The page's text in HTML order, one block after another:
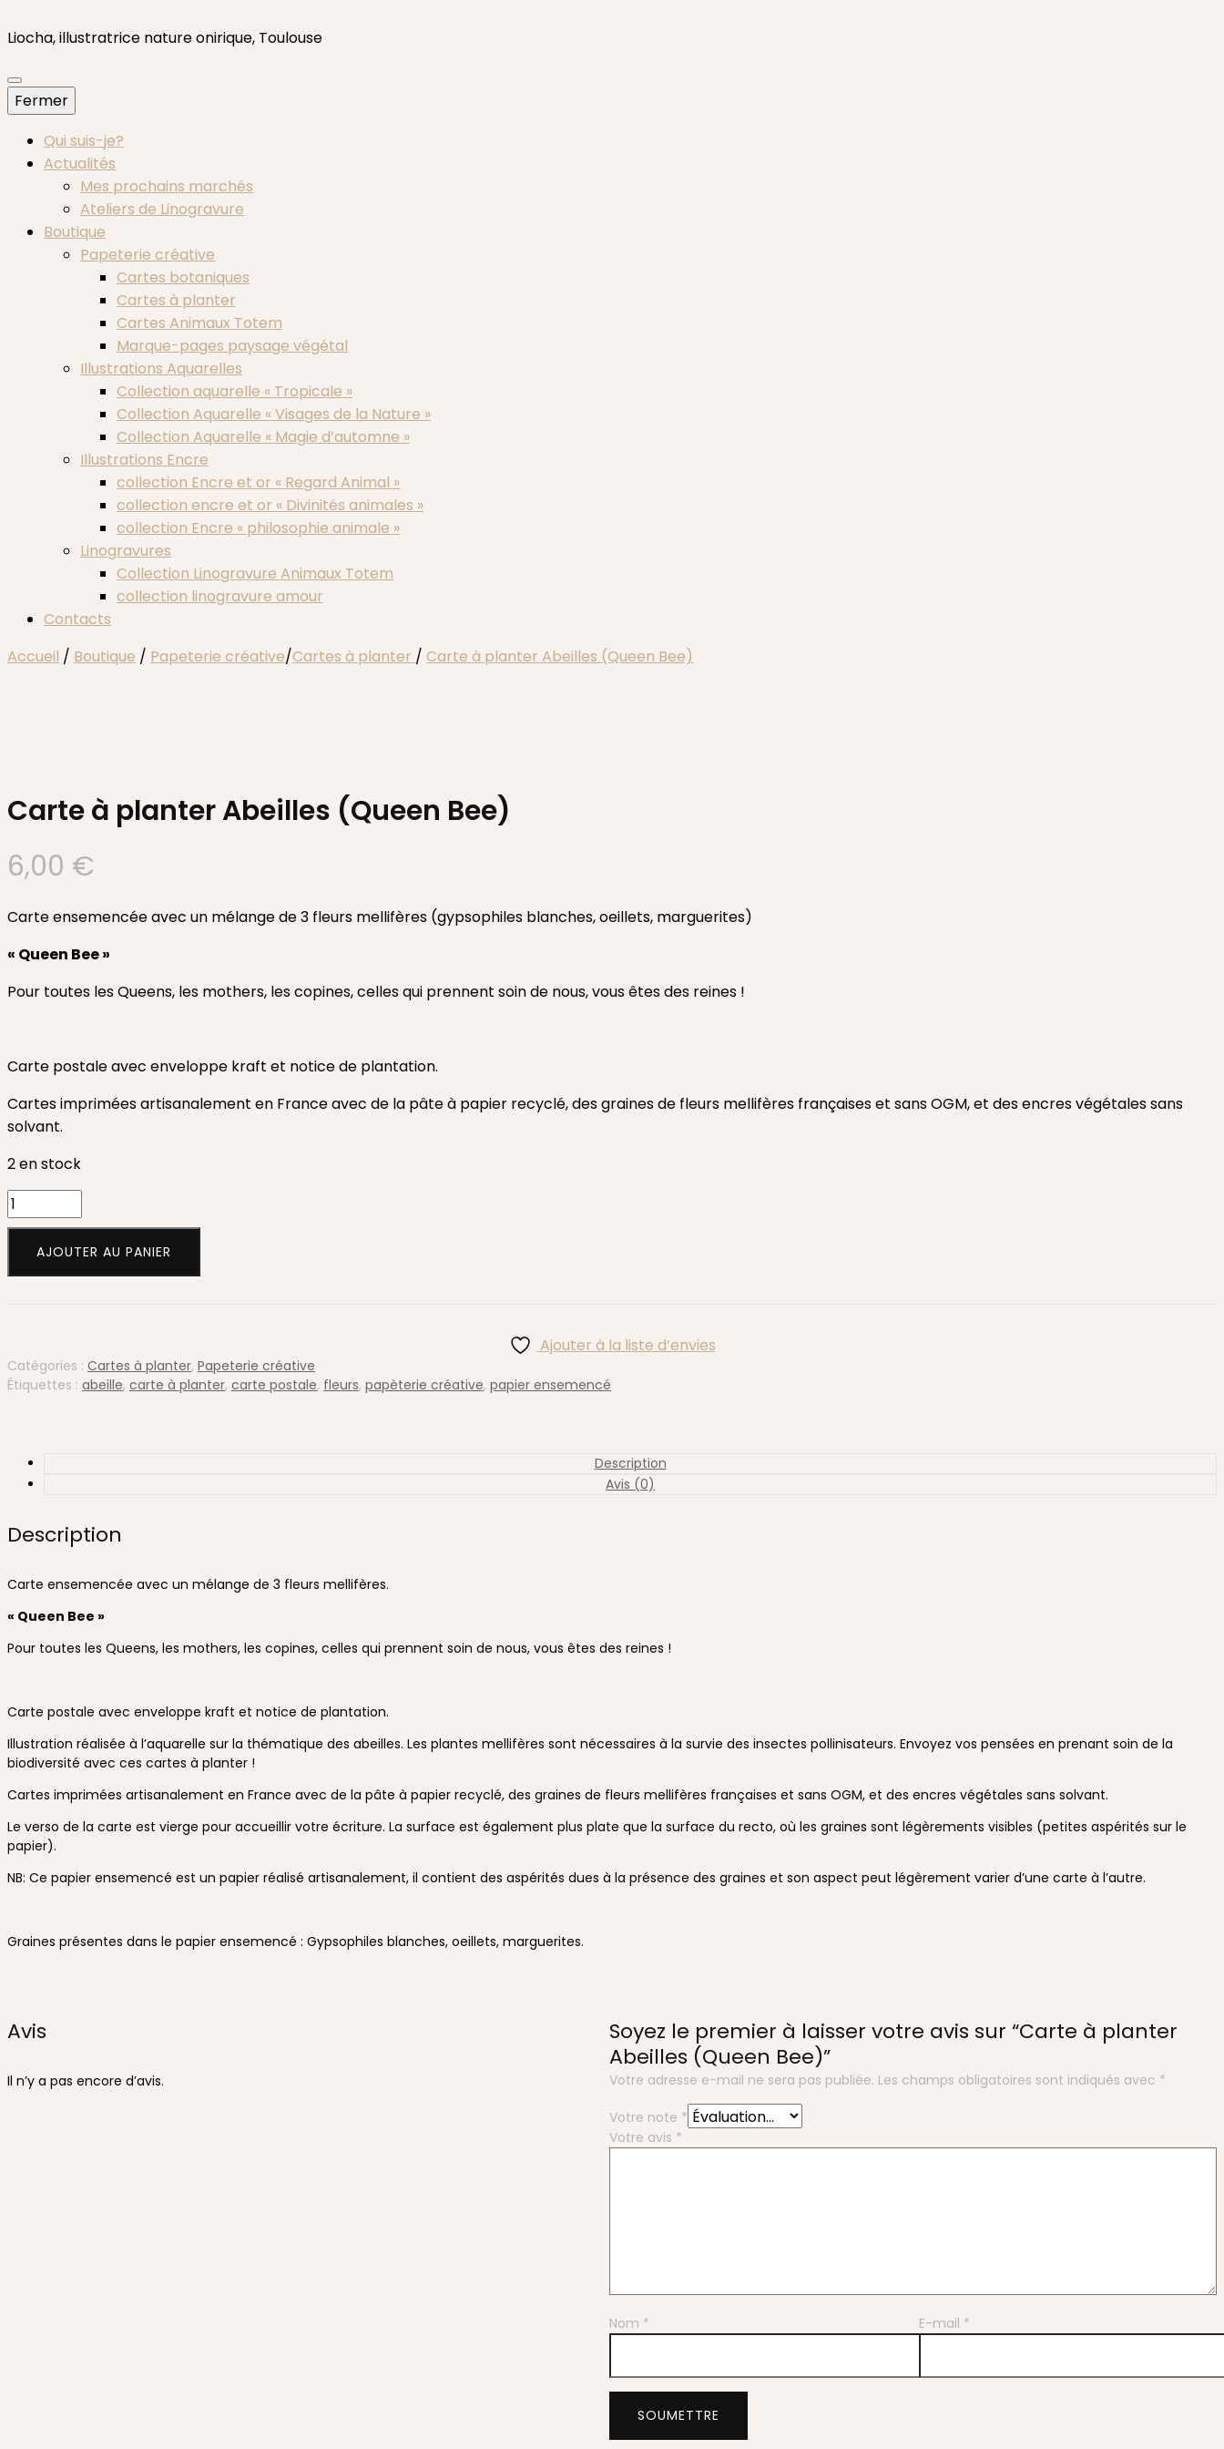
Liocha, illustratrice nature onirique, Toulouse
Fermer
Qui suis-je?
Actualités
Mes prochains marchés
Ateliers de Linogravure
Boutique
Papeterie créative
Cartes botaniques
Cartes à planter
Cartes Animaux Totem
Marque-pages paysage végétal
Illustrations Aquarelles
Collection aquarelle « Tropicale »
Collection Aquarelle « Visages de la Nature »
Collection Aquarelle « Magie d’automne »
Illustrations Encre
collection Encre et or « Regard Animal »
collection encre et or « Divinités animales »
collection Encre « philosophie animale »
Linogravures
Collection Linogravure Animaux Totem
collection linogravure amour
Contacts
Accueil / Boutique / Papeterie créative/Cartes à planter / Carte à planter Abeilles (Queen Bee)
Carte à planter Abeilles (Queen Bee)
6,00 €
Carte ensemencée avec un mélange de 3 fleurs mellifères (gypsophiles blanches, oeillets, marguerites)
« Queen Bee »
Pour toutes les Queens, les mothers, les copines, celles qui prennent soin de nous, vous êtes des reines !
Carte postale avec enveloppe kraft et notice de plantation.
Cartes imprimées artisanalement en France avec de la pâte à papier recyclé, des graines de fleurs mellifères françaises et sans OGM, et des encres végétales sans
solvant.
2 en stock
quantité
de
Carte
Bee)
AJOUTER AU PANIER
Ajouter à la liste d’envies
Catégories : Cartes à planter, Papeterie créative
Étiquettes : abeille, carte à planter, carte postale, fleurs, papèterie créative, papier ensemencé
Description
Avis (0)
Description
Carte ensemencée avec un mélange de 3 fleurs mellifères.
« Queen Bee »
Pour toutes les Queens, les mothers, les copines, celles qui prennent soin de nous, vous êtes des reines !
Carte postale avec enveloppe kraft et notice de plantation.
Illustration réalisée à l’aquarelle sur la thématique des abeilles. Les plantes mellifères sont nécessaires à la survie des insectes pollinisateurs. Envoyez vos pensées en prenant soin de la
biodiversité avec ces cartes à planter !
Cartes imprimées artisanalement en France avec de la pâte à papier recyclé, des graines de fleurs mellifères françaises et sans OGM, et des encres végétales sans solvant.
Le verso de la carte est vierge pour accueillir votre écriture. La surface est également plus plate que la surface du recto, où les graines sont légèrements visibles (petites aspérités sur le
papier).
NB: Ce papier ensemencé est un papier réalisé artisanalement, il contient des aspérités dues à la présence des graines et son aspect peut légèrement varier d’une carte à l’autre.
Graines présentes dans le papier ensemencé : Gypsophiles blanches, oeillets, marguerites.
Avis
Il n’y a pas encore d’avis.
Soyez le premier à laisser votre avis sur “Carte à planter
Abeilles (Queen Bee)”
Votre adresse e-mail ne sera pas publiée. Les champs obligatoires sont indiqués avec *
Votre note *
Votre avis *
Nom * E-mail *